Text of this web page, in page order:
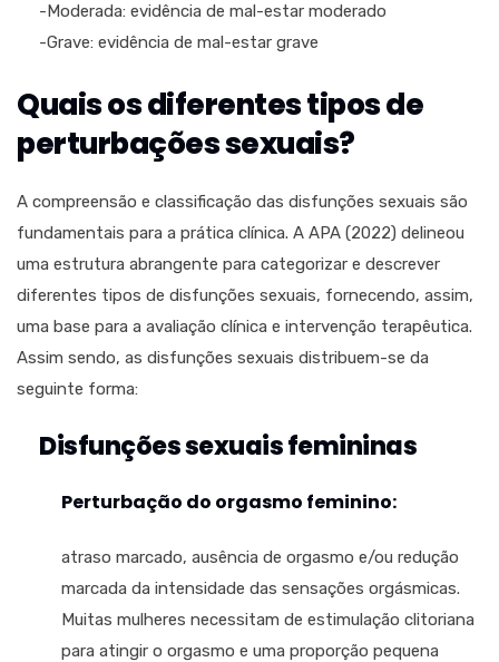
-Moderada: evidência de mal-estar moderado
-Grave: evidência de mal-estar grave
Quais os diferentes tipos de
perturbações sexuais?
A compreensão e classificação das disfunções sexuais são
fundamentais para a prática clínica. A APA (2022) delineou
uma estrutura abrangente para categorizar e descrever
diferentes tipos de disfunções sexuais, fornecendo, assim,
uma base para a avaliação clínica e intervenção terapêutica.
Assim sendo, as disfunções sexuais distribuem-se da
seguinte forma:
Disfunções sexuais femininas
Perturbação do orgasmo feminino:
atraso marcado, ausência de orgasmo e/ou redução
marcada da intensidade das sensações orgásmicas.
Muitas mulheres necessitam de estimulação clitoriana
para atingir o orgasmo e uma proporção pequena